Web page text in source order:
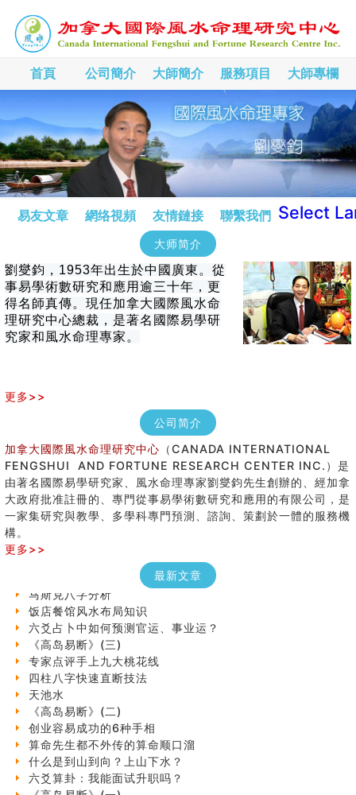
首頁 公司簡介 大師簡介 服務項目 大師專欄
易友文章 網络視頻 友情鏈接 聯繫我們 Select
大师简介
劉燮鈞，1953年出生於中國廣東。從
事易學術數研究和應用逾三十年，更
得名師真傳。現任加拿大國際風水命
理研究中心總裁，是著名國際易學研
究家和風水命理專家。
更多>>
公司简介
加拿大國際風水命理研究中心 （CANADA INTERNATIONAL
FENGSHUI AND FORTUNE RESEARCH CENTER INC.）是
由著名國際易學研究家、風水命理專家劉燮鈞先生創辦的、經加拿
大政府批准註冊的、專門從事易學術數研究和應用的有限公司，是
一家集研究與教學、多學科專門預測、諮詢、策劃於一體的服務機
構。
更多>>
最新文章
七夕节 我国唯一一个以女性为主角传统节日
手指饱满福运加身，这种手相福运在何处？
《高岛易断》(四)
民間風水知識九十四條
饭店餐馆风水布局知识
六爻占卜中如何预测官运、事业运？
《高岛易断》(三)
专家点评手上九大桃花线
四柱八字快速直断技法
天池水
《高岛易断》(二)
创业容易成功的6种手相
算命先生都不外传的算命顺口溜
什么是到山到向？上山下水？
六爻算卦：我能面试升职吗？
《高岛易断》(一)